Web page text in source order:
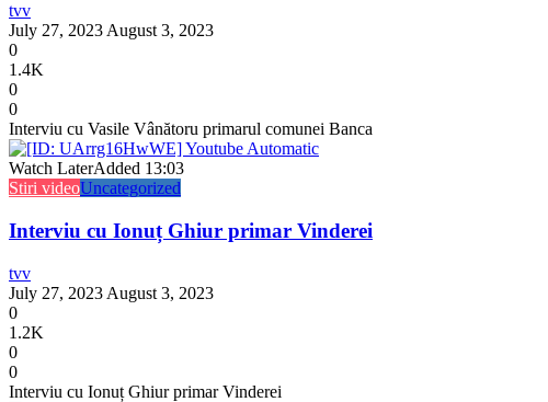
tvv
July 27, 2023 August 3, 2023
0
1.4K
0
0
Interviu cu Vasile Vânătoru primarul comunei Banca
Watch LaterAdded 13:03
Stiri videoUncategorized
Interviu cu Ionuț Ghiur primar Vinderei
tvv
July 27, 2023 August 3, 2023
0
1.2K
0
0
Interviu cu Ionuț Ghiur primar Vinderei